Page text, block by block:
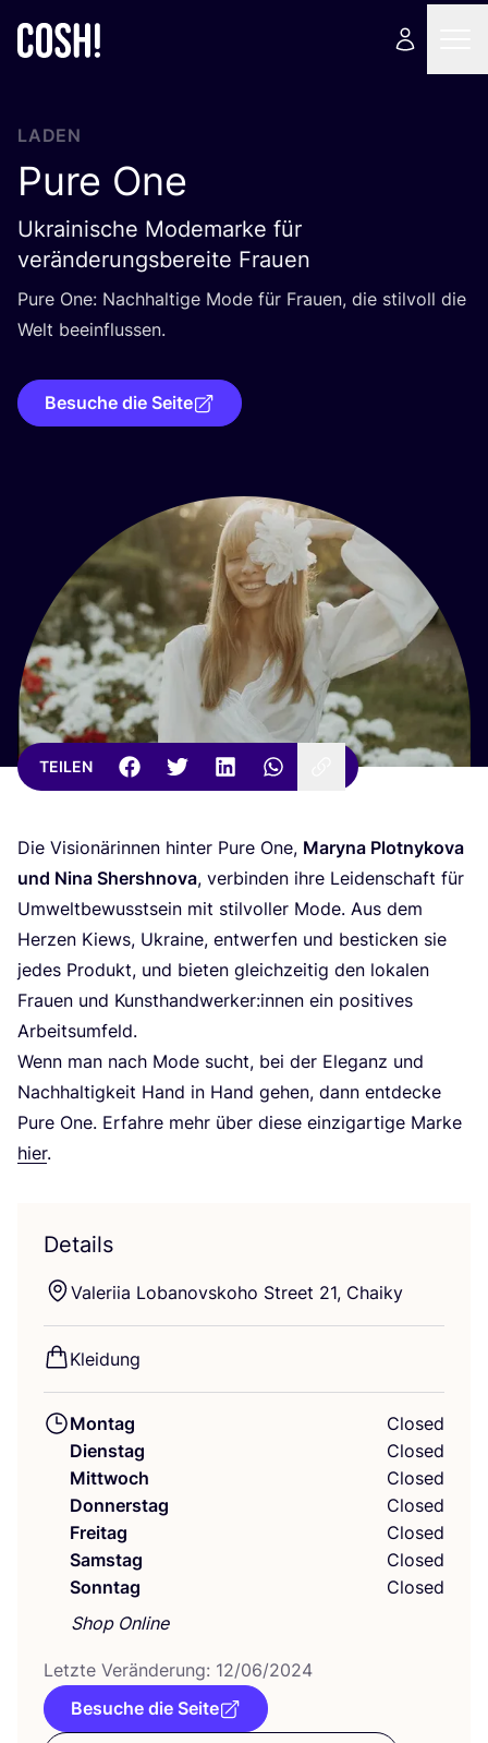
LADEN
Pure One
Ukrainische Modemarke für
veränderungsbereite Frauen
Pure One: Nach­hal­ti­ge Mode für Frau­en, die stil­voll die
Welt beeinflussen.
Besuche die Seite
TEILEN
Die Visio­nä­rin­nen hin­ter Pure One, Mary­na Plot­ny­ko­va
und Nina Shersh­no­va, ver­bin­den ihre Lei­den­schaft für
Umwelt­be­wusst­sein mit stil­vol­ler Mode. Aus dem
Her­zen Kiews, Ukrai­ne, ent­wer­fen und besti­cken sie
jedes Pro­dukt, und bie­ten gleich­zei­tig den loka­len
Frau­en und Kunsthandwerker:innen ein posi­ti­ves
Arbeitsumfeld.
Wenn man nach Mode sucht, bei der Ele­ganz und
Nach­hal­tig­keit Hand in Hand gehen, dann ent­de­cke
Pure One. Erfah­re mehr über die­se ein­zig­ar­ti­ge Mar­ke
hier.
Details
Vale­ri­ia Loba­novs­ko­ho Street 21, Chaiky
Klei­dung
Montag
Closed
Dienstag
Closed
Mittwoch
Closed
Donnerstag
Closed
Freitag
Closed
Samstag
Closed
Sonntag
Closed
Shop Online
Letz­te Ver­än­de­rung: 12/06/2024
Besuche die Seite